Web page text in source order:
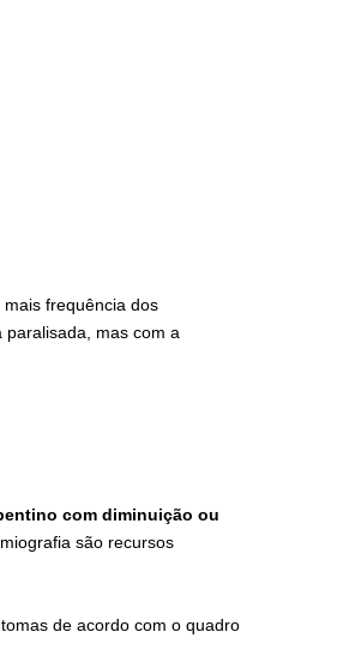
frequência dos
paralisada, mas com a
com diminuição ou
são recursos
de acordo com o quadro